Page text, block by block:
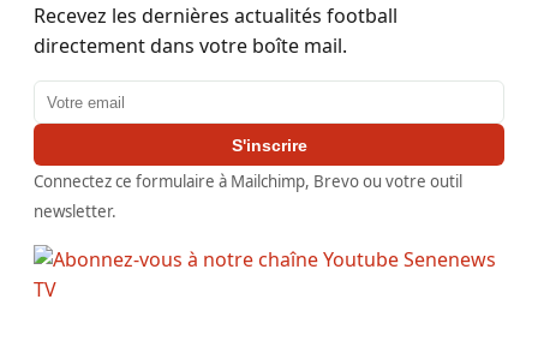
Recevez les dernières actualités football
directement dans votre boîte mail.
Adresse email
S'inscrire
Connectez ce formulaire à Mailchimp, Brevo ou votre outil
newsletter.